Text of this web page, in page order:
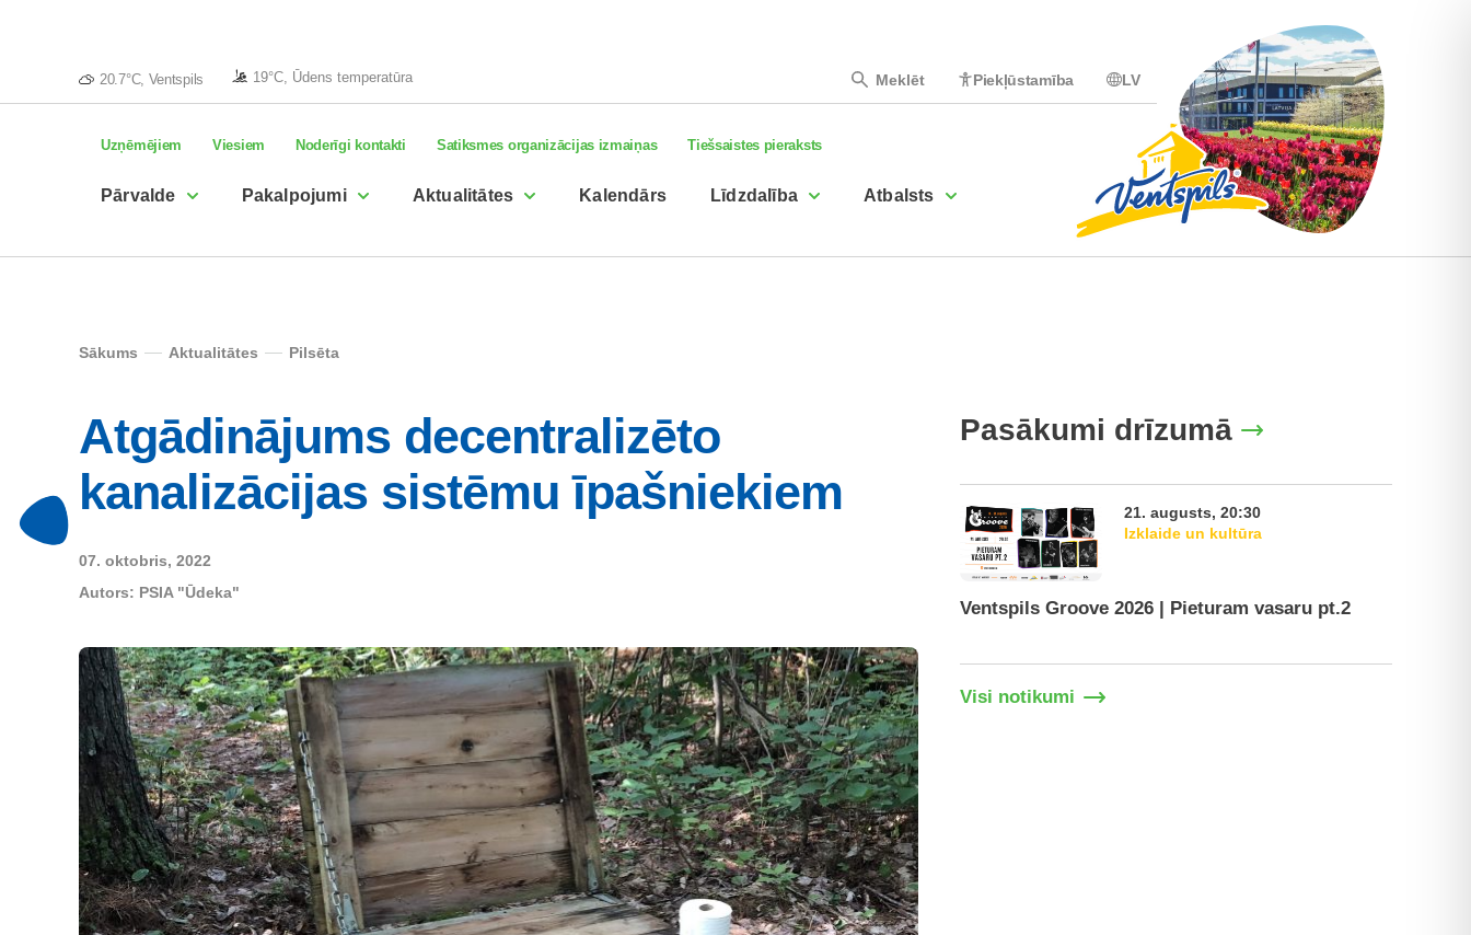
20.7°C, Ventspils 19°C, Ūdens temperatūra Meklēt Piekļūstamība LV
Uzņēmējiem Viesiem Noderīgi kontakti Satiksmes organizācijas izmaiņas Tiešsaistes pieraksts
Pārvalde Pakalpojumi Aktualitātes Kalendārs Līdzdalība Atbalsts
Sākums Aktualitātes Pilsēta
Atgādinājums decentralizēto
kanalizācijas sistēmu īpašniekiem
07. oktobris, 2022
Autors: PSIA "Ūdeka"
Pasākumi drīzumā
21. augusts, 20:30
Izklaide un kultūra
Ventspils Groove 2026 | Pieturam vasaru pt.2
Visi notikumi